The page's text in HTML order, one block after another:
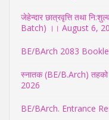
जेहेन्दार छात्रवृत्ति तथा
Batch) ।। August 6,
BE/BArch 2083
स्नातक (BE/B.Arch) तहको
2026
BE/BArch. Entrance